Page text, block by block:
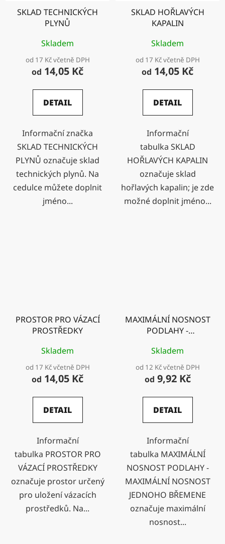
SKLAD TECHNICKÝCH
PLYNŮ
Skladem
od 17 Kč včetně DPH
od 14,05 Kč
DETAIL
Informační značka
SKLAD TECHNICKÝCH
PLYNŮ označuje sklad
technických plynů. Na
cedulce můžete doplnit
jméno...
SKLAD HOŘLAVÝCH
KAPALIN
Skladem
od 17 Kč včetně DPH
od 14,05 Kč
DETAIL
Informační
tabulka SKLAD
HOŘLAVÝCH KAPALIN
označuje sklad
hořlavých kapalin; je zde
možné doplnit jméno...
PROSTOR PRO VÁZACÍ
PROSTŘEDKY
Skladem
od 17 Kč včetně DPH
od 14,05 Kč
DETAIL
Informační
tabulka PROSTOR PRO
VÁZACÍ PROSTŘEDKY
označuje prostor určený
pro uložení vázacích
prostředků. Na...
MAXIMÁLNÍ NOSNOST
PODLAHY -
JEDNOHO BŘEMENE
Skladem
od 12 Kč včetně DPH
od 9,92 Kč
DETAIL
Informační
tabulka MAXIMÁLNÍ
NOSNOST PODLAHY -
MAXIMÁLNÍ NOSNOST
JEDNOHO BŘEMENE
označuje maximální
nosnost...